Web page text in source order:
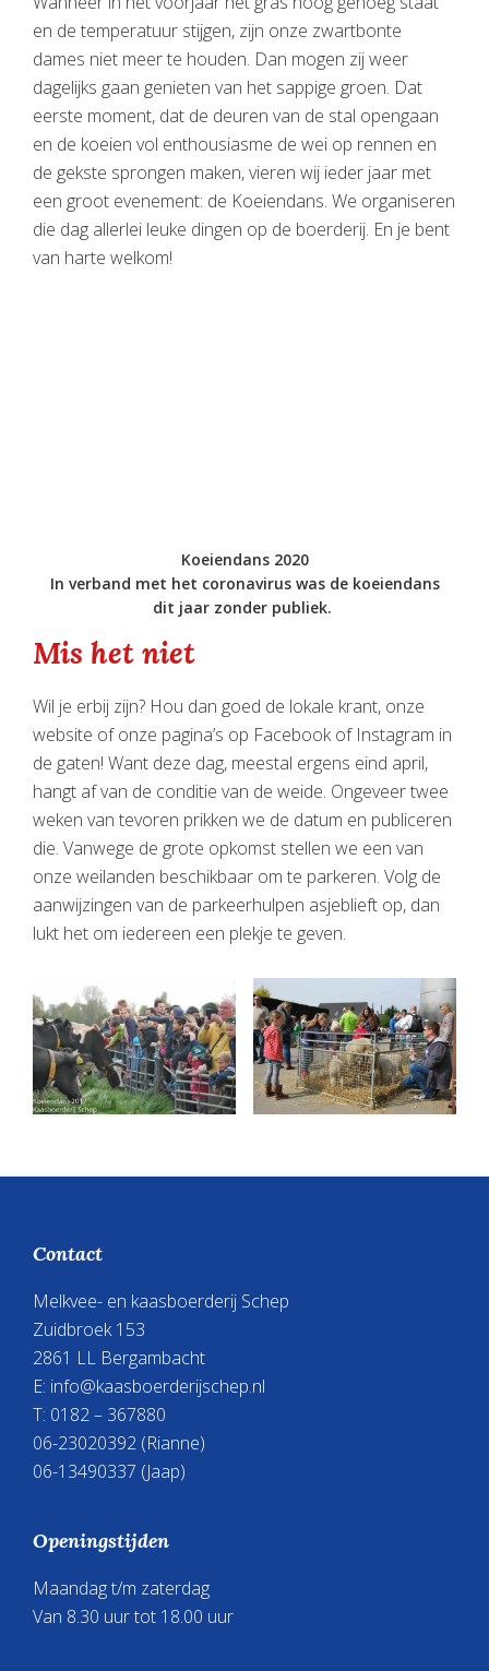
en de temperatuur stijgen, zijn onze zwartbonte
dames niet meer te houden. Dan mogen zij weer
dagelijks gaan genieten van het sappige groen. Dat
eerste moment, dat de deuren van de stal opengaan
en de koeien vol enthousiasme de wei op rennen en
de gekste sprongen maken, vieren wij ieder jaar met
een groot evenement: de Koeiendans. We organiseren
die dag allerlei leuke dingen op de boerderij. En je bent
van harte welkom!
Koeiendans 2020
In verband met het coronavirus was de koeiendans
dit jaar zonder publiek.
Mis het niet
Wil je erbij zijn? Hou dan goed de lokale krant, onze
website of onze pagina’s op Facebook of Instagram in
de gaten! Want deze dag, meestal ergens eind april,
hangt af van de conditie van de weide. Ongeveer twee
weken van tevoren prikken we de datum en publiceren
die. Vanwege de grote opkomst stellen we een van
onze weilanden beschikbaar om te parkeren. Volg de
aanwijzingen van de parkeerhulpen asjeblieft op, dan
lukt het om iedereen een plekje te geven.
Footer
Contact
Melkvee- en kaasboerderij Schep
Zuidbroek 153
2861 LL Bergambacht
E: info@kaasboerderijschep.nl
T: 0182 – 367880
06-23020392 (Rianne)
06-13490337 (Jaap)
Openingstijden
Maandag t/m zaterdag
Van 8.30 uur tot 18.00 uur